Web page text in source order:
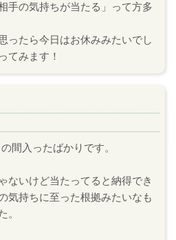
手の気持ちが当たる」って方多
ったら今日はお休みみたいでし
てみます！
間入ったばかりです。
ないけど当たってると納得でき
気持ちに至った根拠みたいなも
。